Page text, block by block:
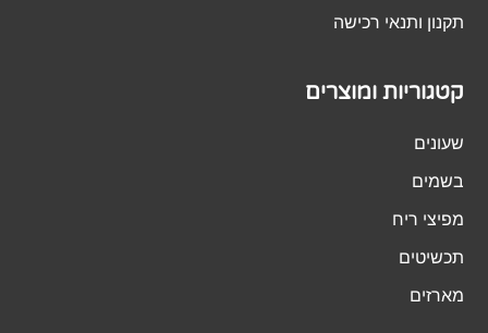
תקנון ותנאי רכישה
קטגוריות ומוצרים
שעונים
בשמים
מפיצי ריח
תכשיטים
מארזים